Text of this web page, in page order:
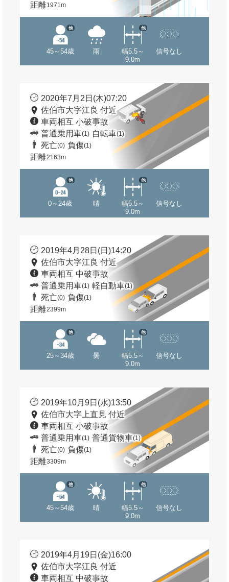
距離1971m
45～54歳
他
雨
幅5.5～
9.0m
他
信号なし
2020年7月2日(木)07:20
佐伯市大字江良 付近
車両相互 小破事故
普通乗用車(1) 自転車(1)
死亡(0) 負傷(1)
距離2163m
0～24歳
他
晴
幅5.5～
9.0m
他
信号なし
2019年4月28日(日)14:20
佐伯市大字江良 付近
車両相互 中破事故
普通乗用車(1) 軽自動車(1)
死亡(0) 負傷(1)
距離2399m
25～34歳
他
曇
幅5.5～
9.0m
他
信号なし
2019年10月9日(水)13:50
佐伯市大字上直見 付近
車両相互 小破事故
普通乗用車(1) 普通貨物車(1)
死亡(0) 負傷(1)
距離3309m
45～54歳
他
晴
幅5.5～
9.0m
他
信号なし
2019年4月19日(金)16:00
佐伯市大字江良 付近
車両相互 中破事故